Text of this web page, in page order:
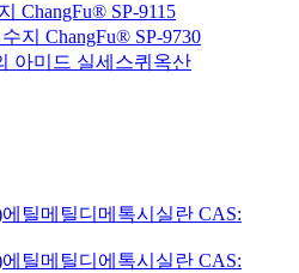
ChangFu® SP-9115
지 ChangFu® SP-9730
아미드 실세스퀴옥산
틸메틸디메톡시실란 CAS:
틸메틸디에톡시실란 CAS: